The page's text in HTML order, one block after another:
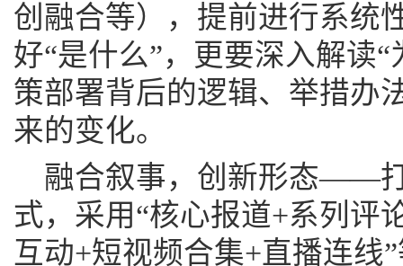
创融合等），提前进行系统
好“是什么”，更要深入解读
策部署背后的逻辑、举措办
来的变化。
融合叙事，创新形态——
式，采用“核心报道+系列评
互动+短视频合集+直播连线